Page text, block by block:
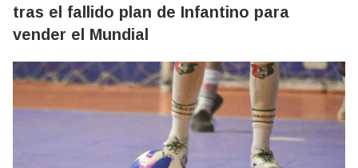
tras el fallido plan de Infantino para
vender el Mundial